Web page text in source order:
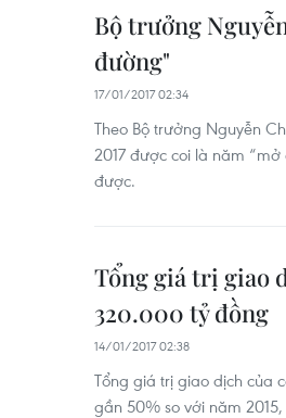
Bộ trưởng
đường"
17/01/2017 02:34
Theo Bộ trưởng Nguyễn
2017 được coi là năm
được.
Tổng giá trị giao
320.000 tỷ đồng
14/01/2017 02:38
Tổng giá trị giao dịch của
gần 50% so với năm